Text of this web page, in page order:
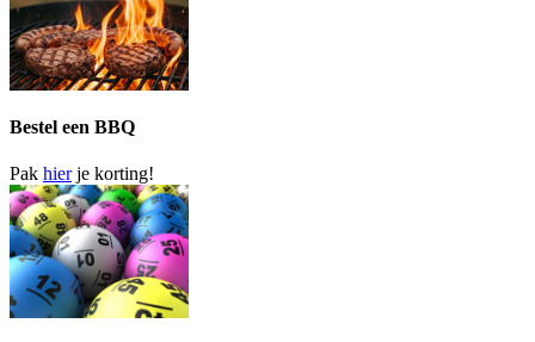
Bestel een BBQ
Pak hierje korting!